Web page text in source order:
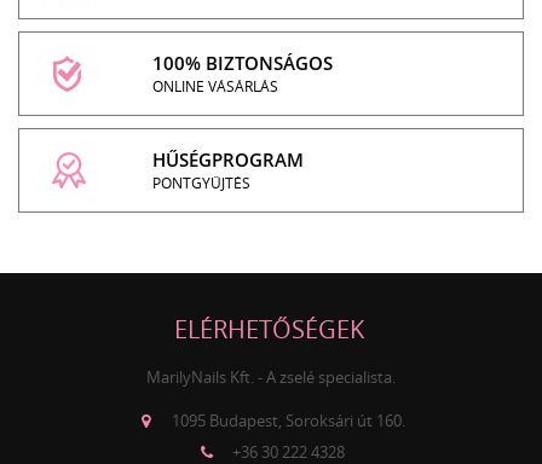
100% BIZTONSÁGOS
ONLINE VÁSÁRLÁS
HŰSÉGPROGRAM
PONTGYŰJTÉS
ELÉRHETŐSÉGEK
MarilyNails Kft. - A zselé specialista.
1095 Budapest, Soroksári út 160.
+36 30 222 4328